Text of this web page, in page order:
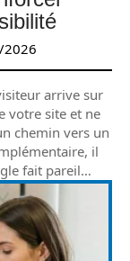
arrive sur
votre site et ne
chemin vers un
il
fait pareil…